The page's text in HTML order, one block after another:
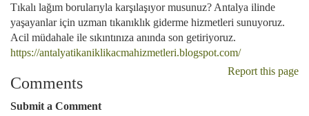
Tıkalı lağım borularıyla karşılaşıyor musunuz? Antalya ilinde
yaşayanlar için uzman tıkanıklık giderme hizmetleri sunuyoruz.
Acil müdahale ile sıkıntınıza anında son getiriyoruz.
https://antalyatikaniklikacmahizmetleri.blogspot.com/
Report this page
Comments
Submit a Comment